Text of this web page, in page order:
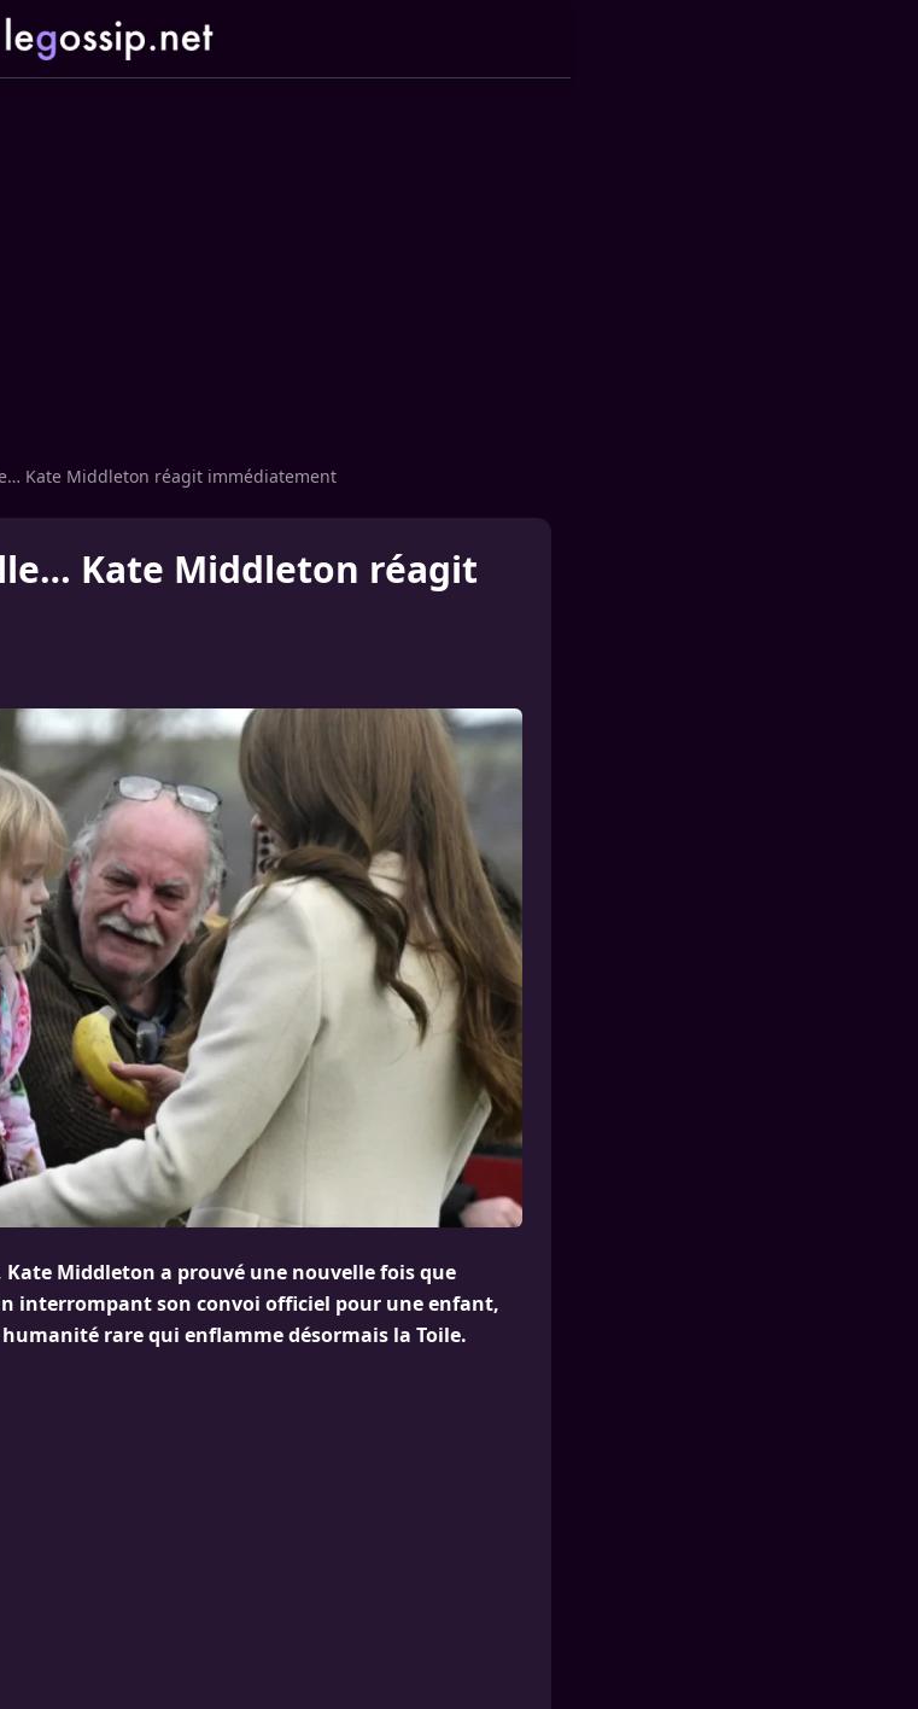
Kate Middleton réagit immédiatement
Kate Middleton réagit
Middleton a prouvé une nouvelle fois que
interrompant son convoi officiel pour une enfant,
rare qui enflamme désormais la Toile.